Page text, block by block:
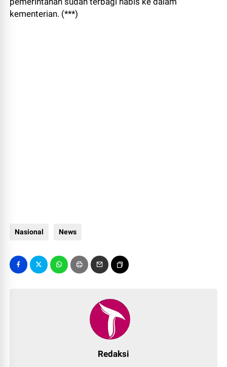
kementerian. (***)
Nasional News
Redaksi